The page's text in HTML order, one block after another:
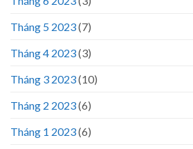
Tháng 5 2023(7)
Tháng 4 2023(3)
Tháng 3 2023(10)
Tháng 2 2023(6)
Tháng 1 2023(6)